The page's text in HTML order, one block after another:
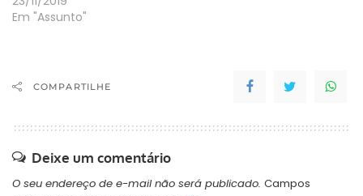
Em "Assunto"
COMPARTILHE
Deixe um comentário
O seu endereço de e-mail não será publicado. Campos